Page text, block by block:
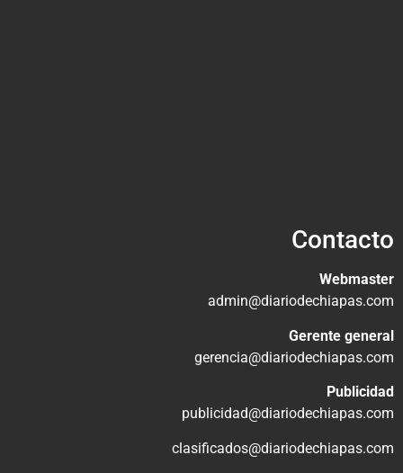
Contacto
Webmaster
admin@diariodechiapas.com
Gerente general
gerencia@diariodechiapas.com
Publicidad
publicidad@diariodechiapas.com
clasificados@diariodechiapas.com